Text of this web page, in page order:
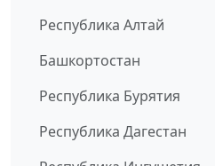
Республика Алтай
Башкортостан
Республика Бурятия
Республика Дагестан